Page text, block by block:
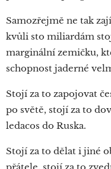
Samozřejmě ne tak
kvůli sto miliardám
marginální zemičku,
schopnost jaderné
Stojí za to zapojovat
po světě, stojí za to
ledacos do Ruska.
Stojí za to dělat i jiné